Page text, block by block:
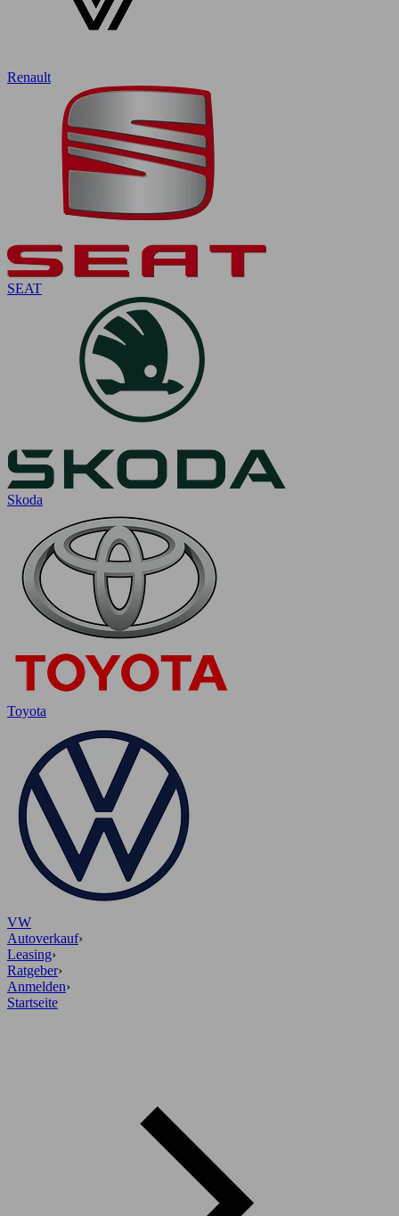
Renault
SEAT
Skoda
Toyota
VW
Autoverkauf›
Leasing›
Ratgeber›
Anmelden›
Startseite